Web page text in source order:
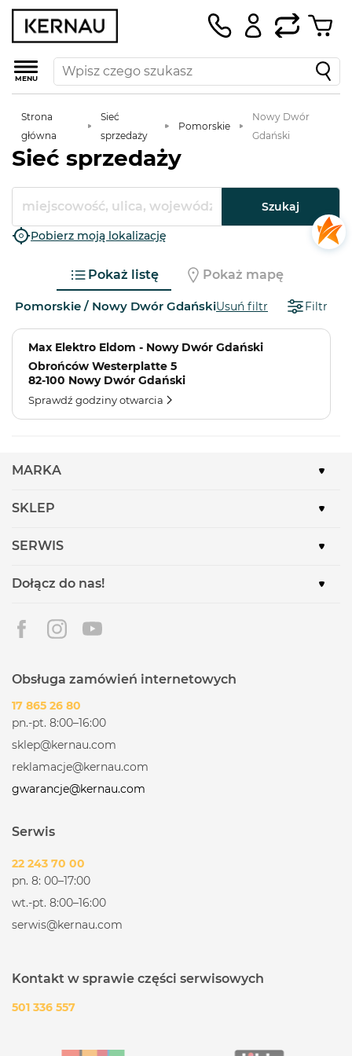
MENU
Strona
główna
Sieć
sprzedaży
Pomorskie
Nowy Dwór
Gdański
Sieć sprzedaży
Szukaj
Pobierz moją lokalizację
Pokaż listę Pokaż mapę
Pomorskie / Nowy Dwór GdańskiUsuń filtr Filtr
Max Elektro Eldom - Nowy Dwór Gdański
Obrońców Westerplatte 5
82-100 Nowy Dwór Gdański
Sprawdź godziny otwarcia
MARKA
SKLEP
SERWIS
Dołącz do nas!
Obsługa zamówień internetowych
17 865 26 80
pn.-pt. 8:00–16:00
sklep@kernau.com
reklamacje@kernau.com
gwarancje@kernau.com
Serwis
22 243 70 00
pn. 8: 00–17:00
wt.-pt. 8:00–16:00
serwis@kernau.com
Kontakt w sprawie części serwisowych
501 336 557